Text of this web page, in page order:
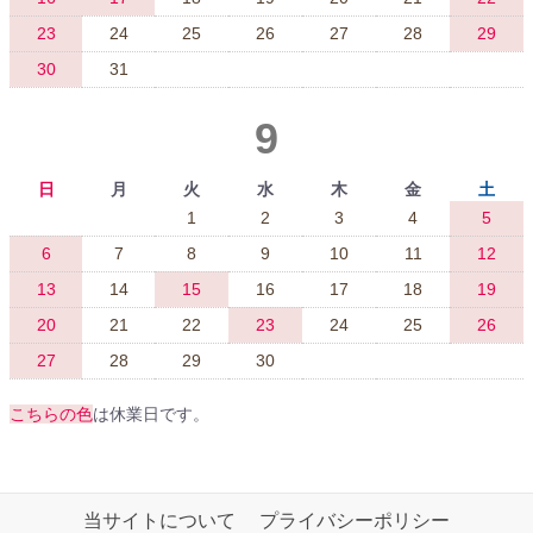
23
24 25 26 27 28
29
30
31
9
日 月 火 水 木 金
土
1
2 3 4
5
6
7 8 9 10 11
12
13
14 15 16 17 18
19
20
21 22 23 24 25
26
27
28 29 30
こちらの色は休業日です。
当サイトについて プライバシーポリシー